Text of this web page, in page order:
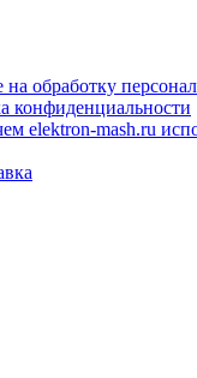
на обработку
конфиденциальности
elektron-mash.ru